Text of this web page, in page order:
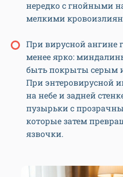
нередко с гнойными
мелкими
При вирусной ангине
менее ярко:
быть покрыты серым
При энтеровирусной
на небе и задней
пузырьки с
которые затем
язвочки.